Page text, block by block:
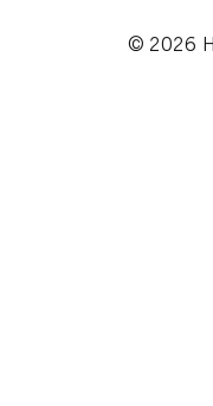
© 2026